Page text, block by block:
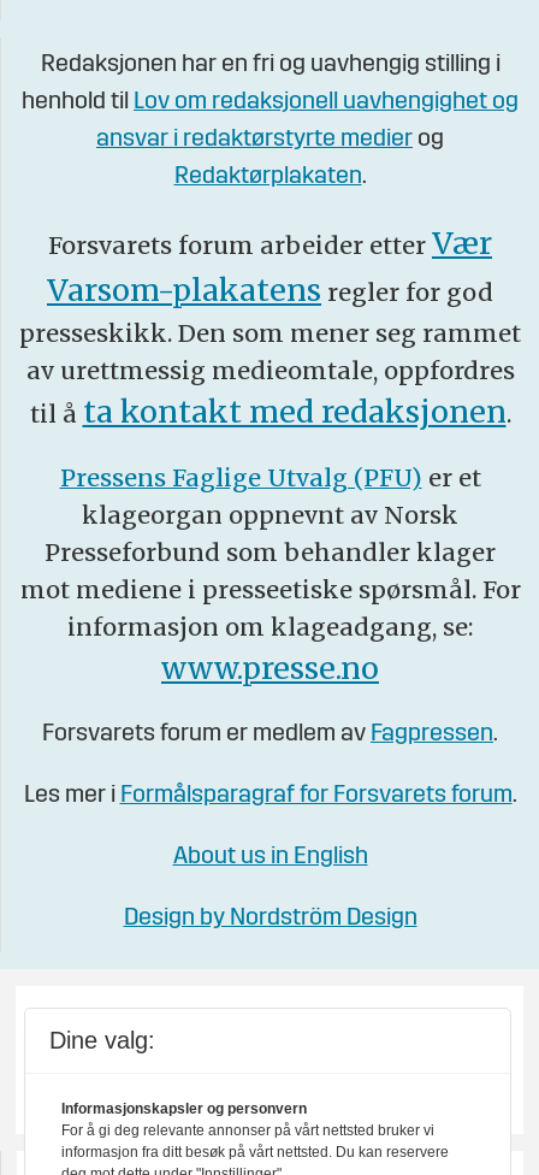
Redaksjonen har en fri og uavhengig stilling i
henhold til Lov om redaksjonell uavhengighet og
ansvar i redaktørstyrte medier og
Redaktørplakaten.
Forsvarets forum arbeider etter Vær
Varsom-plakatens regler for god
presseskikk. Den som mener seg rammet
av urettmessig medieomtale, oppfordres
til å ta kontakt med redaksjonen.
Pressens Faglige Utvalg (PFU) er et
klageorgan oppnevnt av Norsk
Presseforbund som behandler klager
mot mediene i presseetiske spørsmål. For
informasjon om klageadgang, se:
www.presse.no
Forsvarets forum er medlem av Fagpressen.
Les mer i Formålsparagraf for Forsvarets forum.
About us in English
Design by Nordström Design
Dine valg:
Informasjonskapsler og personvern
For å gi deg relevante annonser på vårt nettsted bruker vi
informasjon fra ditt besøk på vårt nettsted. Du kan reservere